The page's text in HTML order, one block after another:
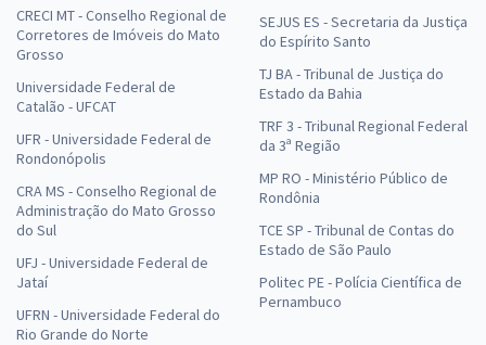
CRECI MT - Conselho Regional de
Corretores de Imóveis do Mato
Grosso
Universidade Federal de
Catalão - UFCAT
UFR - Universidade Federal de
Rondonópolis
CRA MS - Conselho Regional de
Administração do Mato Grosso
do Sul
UFJ - Universidade Federal de
Jataí
UFRN - Universidade Federal do
Rio Grande do Norte
SEJUS ES - Secretaria da Justiça
do Espírito Santo
TJ BA - Tribunal de Justiça do
Estado da Bahia
TRF 3 - Tribunal Regional Federal
da 3ª Região
MP RO - Ministério Público de
Rondônia
TCE SP - Tribunal de Contas do
Estado de São Paulo
Politec PE - Polícia Científica de
Pernambuco